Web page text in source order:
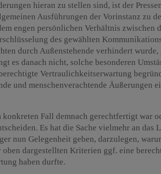
hieran zu stellen sind, ist der
Ausführungen der Vorinstanz zu
engen persönlichen Verhältnis zwischen
des gewählten
durch Außenstehende verhindert
es danach nicht, solche besonderen
Vertraulichkeitserwartung
und menschenverachtende Äußerungen
Fall demnach gerechtfertigt war
Es hat die Sache vielmehr an das
nun Gelegenheit geben, darzulegen,
dargestellten Kriterien ggf. eine
haben durfte.